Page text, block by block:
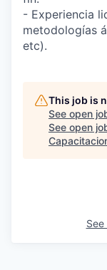
- Experiencia
metodologías
etc).
This job is
See open
See open